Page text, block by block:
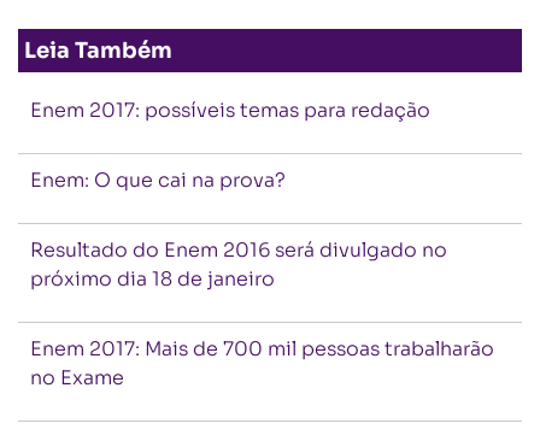
Leia Também
Enem 2017: possíveis temas para redação
Enem: O que cai na prova?
Resultado do Enem 2016 será divulgado no
próximo dia 18 de janeiro
Enem 2017: Mais de 700 mil pessoas trabalharão
no Exame